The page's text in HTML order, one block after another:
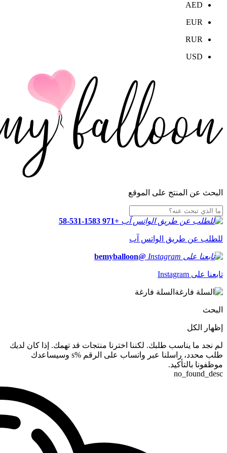
AED
EUR
RUR
USD
البحث عن المنتج على الموقع
+971 58-531-1583
للطلب عن طريق الواتس آب
@bemyballoon
تابعنا على Instagram
السلة فارغة
البحث
إظهار الكل
لم نجد ما يناسب طلبك. لكننا اخترنا منتجات قد تهمك. إذا كان لديك
طلب محدد، راسلنا عبر واتساب على الرقم %s وسيساعدك
موظفونا بالتأكيد.
no_found_desc